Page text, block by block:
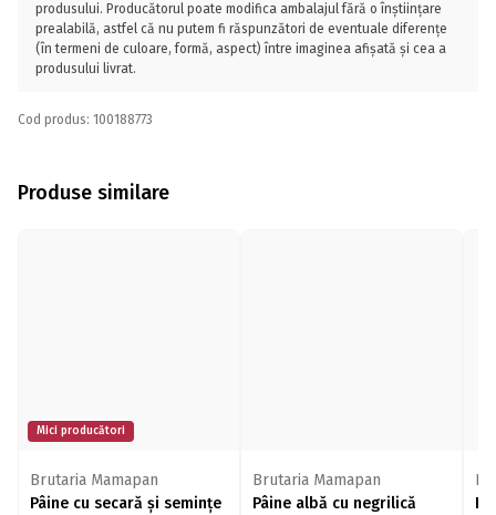
produsului. Producătorul poate modifica ambalajul fără o înștiințare
prealabilă, astfel că nu putem fi răspunzători de eventuale diferențe
(în termeni de culoare, formă, aspect) între imaginea afișată și cea a
produsului livrat.
Cod produs: 100188773
Produse similare
Mici producători
Brutaria Mamapan
Pâine cu secară și semințe
Brutaria Mamapan
Pâine albă cu negrilică